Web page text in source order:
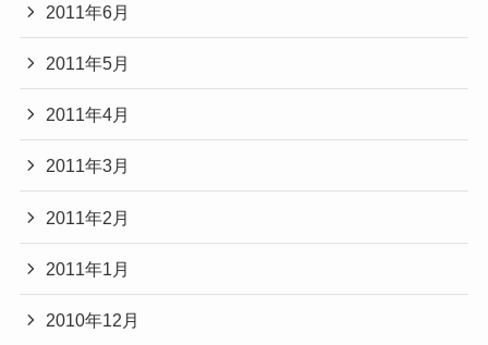
2011年6月
2011年5月
2011年4月
2011年3月
2011年2月
2011年1月
2010年12月